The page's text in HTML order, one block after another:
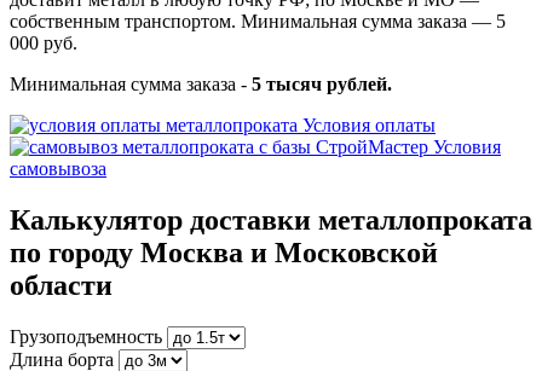
собственным транспортом. Минимальная сумма заказа — 5
000 руб.
Минимальная сумма заказа - 5 тысяч рублей.
Условия оплаты
Условия
самовывоза
Калькулятор доставки металлопроката
по городу Москва и Московской
области
Грузоподъемность
Длина борта